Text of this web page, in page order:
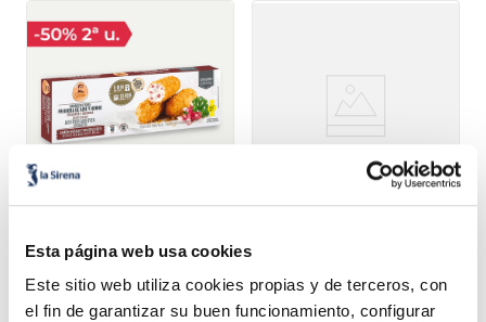
Esta página web usa cookies
Este sitio web utiliza cookies propias y de terceros, con
el fin de garantizar su buen funcionamiento, configurar
horno Senén
4,19 € Caja 250 g 23,99 € Granel 500 g.